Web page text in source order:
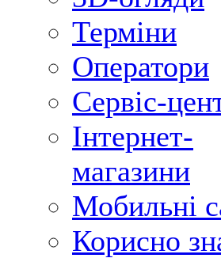
Терміни
Оператори
Сервіс-
Інтернет-
магазини
Мобильні
Корисно